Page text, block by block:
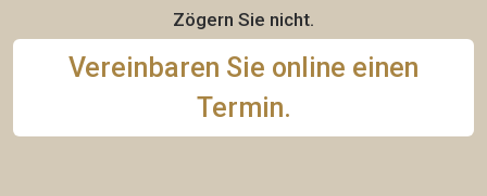
Zögern Sie nicht.
Vereinbaren Sie online einen
Termin.